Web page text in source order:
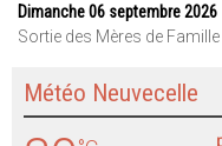
Dimanche 06 septembre 2026
Sortie des Mères de
Météo Neuvecelle